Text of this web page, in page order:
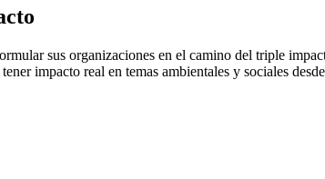
sus organizaciones en el camino del triple
impacto real en temas ambientales y sociales